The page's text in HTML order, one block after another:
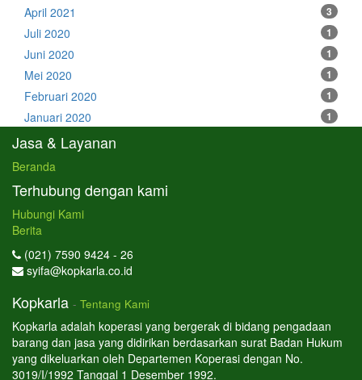
April 2021 3
Juli 2020 1
Juni 2020 1
Mei 2020 1
Februari 2020 1
Januari 2020 1
Jasa & Layanan
Beranda
Terhubung dengan kami
Hubungi Kami
Berita
(021) 7590 9424 - 26
syifa@kopkarla.co.id
Kopkarla - Tentang Kami
Kopkarla adalah koperasi yang bergerak di bidang pengadaan
barang dan jasa yang didirikan berdasarkan surat Badan Hukum
yang dikeluarkan oleh Departemen Koperasi dengan No.
3019/I/1992 Tanggal 1 Desember 1992.